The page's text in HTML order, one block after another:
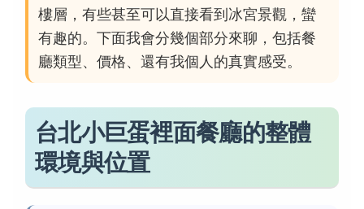
樓層，有些甚至可以直接看到冰宮景觀，蠻
有趣的。下面我會分幾個部分來聊，包括餐
廳類型、價格、還有我個人的真實感受。
台北小巨蛋裡面餐廳的整體
環境與位置